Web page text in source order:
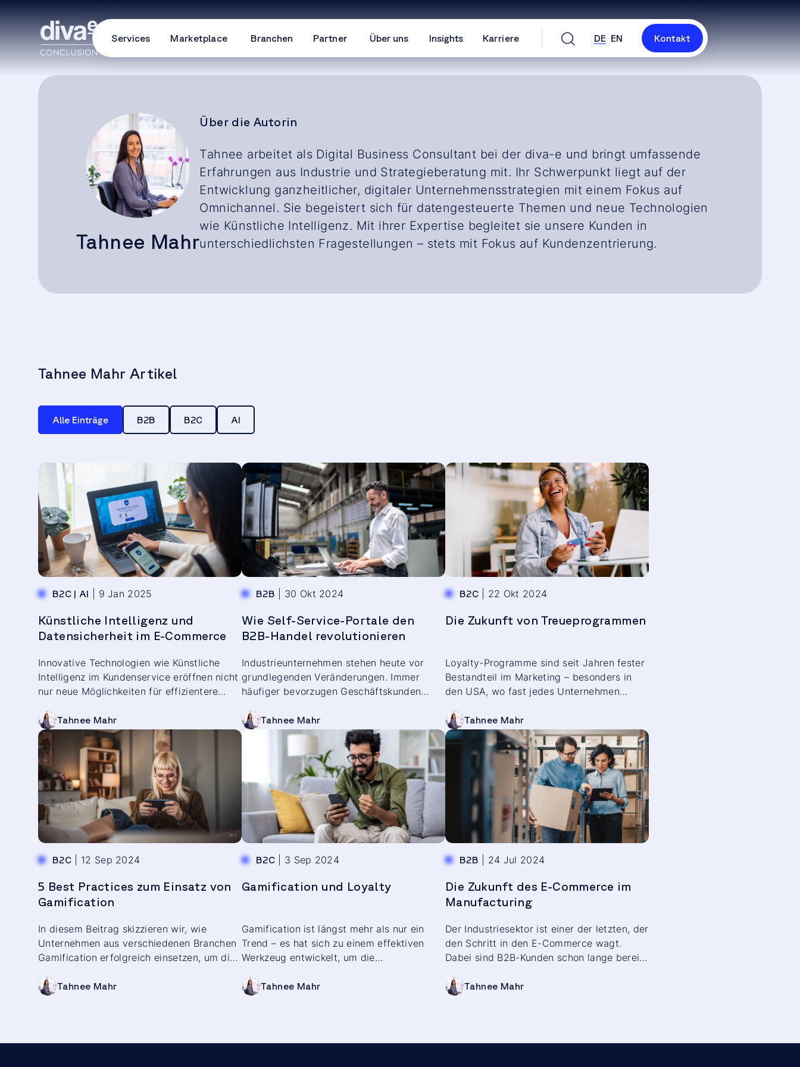
Services Marketplace Branchen Partner Über uns Insights Karriere DE EN Kontakt
Tahnee Mahr
Über die Autorin
Tahnee arbeitet als Digital Business Consultant bei der diva-e und bringt umfassende
Erfahrungen aus Industrie und Strategieberatung mit. Ihr Schwerpunkt liegt auf der
Entwicklung ganzheitlicher, digitaler Unternehmensstrategien mit einem Fokus auf
Omnichannel. Sie begeistert sich für datengesteuerte Themen und neue Technologien
wie Künstliche Intelligenz. Mit ihrer Expertise begleitet sie unsere Kunden in
unterschiedlichsten Fragestellungen – stets mit Fokus auf Kundenzentrierung.
Tahnee Mahr Artikel
Alle Einträge B2B B2C AI
B2C | AI 9 Jan 2025
Künstliche Intelligenz und
Datensicherheit im E-Commerce
Innovative Technologien wie Künstliche
Intelligenz im Kundenservice eröffnen nicht
nur neue Möglichkeiten für effizientere
personalisiertes, kundenorientiertes
Einkaufserlebnis. Das große Aber: Der
verantwortungsvolle Umgang mit Daten
bleibt dabei eine zentrale Herausforderung.
Tahnee Mahr
B2B 30 Okt 2024
Wie Self-Service-Portale den
B2B-Handel revolutionieren
Industrieunternehmen stehen heute vor
grundlegenden Veränderungen. Immer
häufiger bevorzugen Geschäftskunden
Kaufs über Vertriebsmitarbeiter – eine
Entwicklung, die wir bereits aus dem
Endkundengeschäft kennen. Die Customer
Journey im B2B-Bereich nimmt dabei eine
völlig neue Form an. So wie Privatkunden
erwarten nun auch B2B-Käufer:innen die
Kontrolle über ihre Einkaufserlebnisse und
setzen verstärkt auf Self-Service-
Lösungen. Während sich Verbraucher
Rechnungen zuzugreifen oder
industrielle Kund:innen zunehmend digitale
Unternehmen heute integrierte Self-
Service-Portale an, die den B2B-Handel
modernisieren und Effizienzsteigerungen
für beide Seiten schaffen.
Tahnee Mahr
B2C| 22 Okt 2024
Die Zukunft von Treueprogrammen
Loyalty-Programme sind seit Jahren fester
Bestandteil im Marketing – besonders in
den USA, wo fast jedes Unternehmen
zunehmend homogenen Landschaft, in der
drei Viertel der Unternehmen ihre
Programme als vergleichbar mit denen der
Konkurrenz ansehen, steht die
Differenzierung im Mittelpunkt.
Tahnee Mahr
B2C| 12 Sep 2024
5 Best Practices zum Einsatz von
Gamification
In diesem Beitrag skizzieren wir, wie
Unternehmen aus verschiedenen Branchen
Gamification erfolgreich einsetzen, um die
Erlebnisse zu schaffen.
Tahnee Mahr
B2C| 3 Sep 2024
Gamification und Loyalty
Gamification ist längst mehr als nur ein
Trend – es hat sich zu einem effektiven
Werkzeug entwickelt, um die
heben. In diesem Artikel erfahren Sie, wie
Ihre Marke zu binden.
Tahnee Mahr
B2B 24 Jul 2024
Die Zukunft des E-Commerce im
Manufacturing
Der Industriesektor ist einer der letzten, der
den Schritt in den E-Commerce wagt.
Dabei sind B2B-Kunden schon lange bereit,
nur über traditionelle Kanäle zu beziehen.
Tahnee Mahr